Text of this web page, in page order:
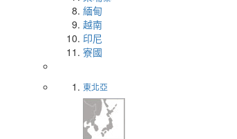
緬甸
越南
印尼
寮國
東北亞